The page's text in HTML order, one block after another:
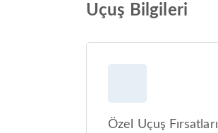
Uçuş Bilgileri
Özel Uçuş Fırsatları